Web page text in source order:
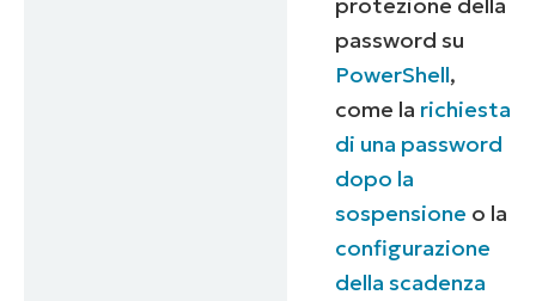
password su
PowerShell,
come la richiesta
di una password
dopo la
sospensione o la
configurazione
della scadenza